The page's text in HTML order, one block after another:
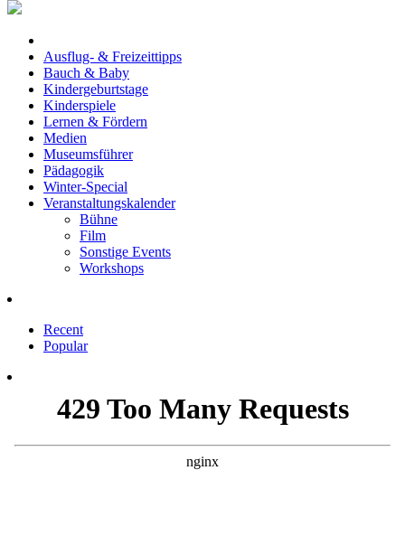
Ausflug- & Freizeittipps
Bauch & Baby
Kindergeburtstage
Kinderspiele
Lernen & Fördern
Medien
Museumsführer
Pädagogik
Winter-Special
Veranstaltungskalender
Bühne
Film
Sonstige Events
Workshops
Recent
Popular